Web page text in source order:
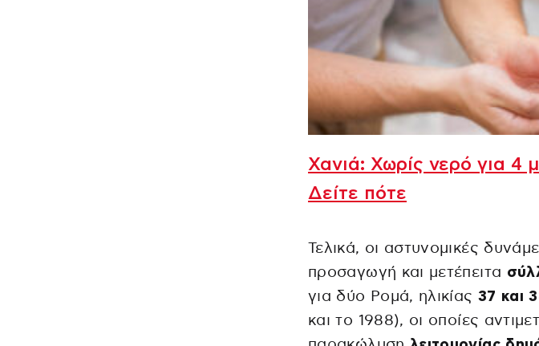
Χανιά: Χωρίς νερό για 4
Δείτε πότε
Τελικά, οι αστυνομικές
προσαγωγή και μετέπειτα
για δύο Ρομά, ηλικίας 37 και
και το 1988), οι οποίες